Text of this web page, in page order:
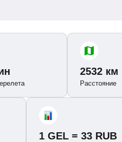
2532 км
Расстояние
1 GEL = 33 RUB